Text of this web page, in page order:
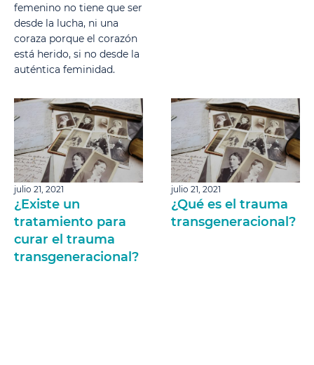
femenino no tiene que ser
desde la lucha, ni una
coraza porque el corazón
está herido, si no desde la
auténtica feminidad.
julio 21, 2021
¿Existe un
tratamiento para
curar el trauma
transgeneracional?
julio 21, 2021
¿Qué es el trauma
transgeneracional?